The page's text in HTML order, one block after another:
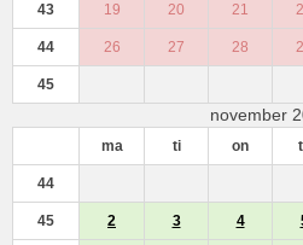
43 19 20 21
44 26 27 28
45
november
ma ti on
44
45 2 3 4